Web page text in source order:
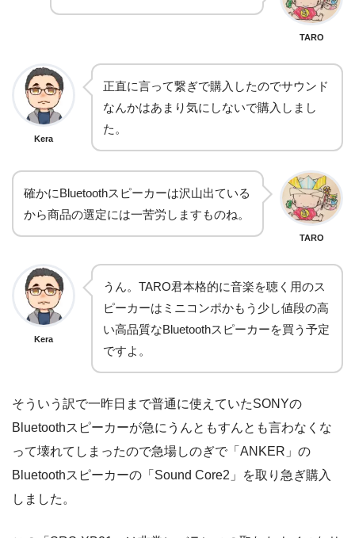
TARO
Kera
正直に言って繋ぎで購入したのでサウンド
なんかはあまり気にしないで購入しまし
た。
確かにBluetoothスピーカーは沢山出ている
から商品の選定には一苦労しますものね。
TARO
Kera
うん。TARO君本格的に音楽を聴く用のス
ピーカーはミニコンポかもう少し値段の高
い高品質なBluetoothスピーカーを買う予定
ですよ。
そういう訳で一昨日まで普通に使えていたSONYの
Bluetoothスピーカーが急にうんともすんとも言わなくな
って壊れてしまったので急場しのぎで「ANKER」の
Bluetoothスピーカーの「Sound Core2」を取り急ぎ購入
しました。